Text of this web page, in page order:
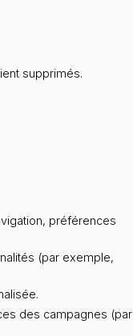
supprimés.
préférences
(par exemple,
des campagnes (par